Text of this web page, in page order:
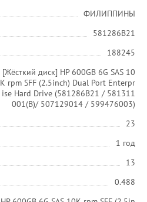
ФИЛИППИНЫ
581286B21
188245
[Жёсткий диск] HP 600GB 6G SAS 10
K rpm SFF (2.5inch) Dual Port Enterpr
ise Hard Drive (581286B21 / 581311
001(B)/ 507129014 / 599476003)
23
1 год
13
0.488